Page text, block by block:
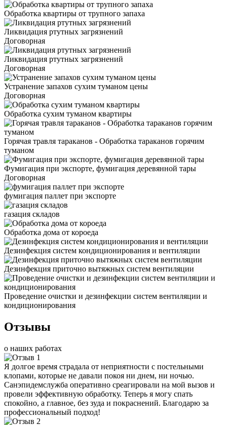
Обработка квартиры от трупного запаха
Ликвидация ртутных загрязнений
Договорная
Ликвидация ртутных загрязнений
Договорная
Устранение запахов сухим туманом цены
Договорная
Обработка сухим туманом квартиры
Горячая травля тараканов - Обработка тараканов горячим
туманом
Фумигация при экспорте, фумигация деревянной тары
Договорная
фумигация паллет при экспорте
газация складов
Обработка дома от короеда
Дезинфекция систем кондиционирования и вентиляции
Дезинфекция приточно вытяжных систем вентиляции
Проведение очистки и дезинфекции систем вентиляции и
кондиционирования
Отзывы
о наших работах
Я долгое время страдала от неприятности с постельными
клопами, которые не давали покоя ни днем, ни ночью.
Санэпидемслужба оперативно среагировали на мой вызов и
провели эффективную обработку. Теперь я могу спать
спокойно, а главное, без зуда и покраснений. Благодарю за
профессиональный подход!